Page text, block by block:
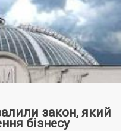
закон, який
бізнесу